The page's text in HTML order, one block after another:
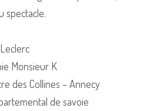
spectacle.
Monsieur K
des Collines – Annecy
de savoie